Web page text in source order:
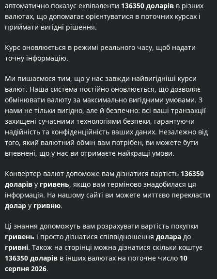
автоматично показує еквіваленти 136350 доларів в різних
валютах, що допомагає орієнтуватися в поточних курсах і
приймати вигідні рішення.
Курс оновлюється в режимі реального часу, щоб надати
точну інформацію.
Ми пишаємося тим, що у нас завжди найвигідніші курси
валют. Наша система постійно оновлюється, що дозволяє
обмінювати валюту за максимально вигідними умовами. З
нами не тільки вигідно, але й безпечно: всі ваші транзакції
захищені сучасними технологіями безпеки, гарантуючи
надійність та конфіденційність ваших даних. Незалежно від
того, який валютний обмін вам потрібен, ви можете бути
впевнені, що у нас ви отримаєте найкращі умови.
Конвертер валют допоможе вам дізнатися вартість 136350
доларів у гривень, якщо вам терміново знадобилася ця
інформація. На нашому сайті ви можете миттєво перекласти
долар у гривню.
Ці знання допоможуть вам розрахувати вартість покупки
гривень і просто дізнатися співвідношення долара до
гривні. Також на сторінці можна дізнатися скільки коштує
136350 доларів в інших валютах на поточне число 10
серпня 2026.